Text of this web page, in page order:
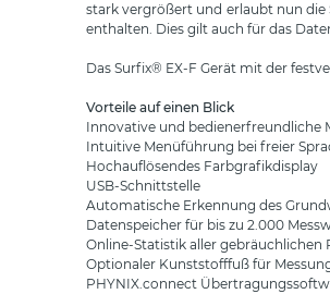
stark vergrößert und erlaubt nun die
enthalten. Dies gilt auch für das
Das Surfix® EX-F Gerät mit der
Vorteile auf einen Blick
Innovative und bedienerfreundliche
Intuitive Menüführung bei freier
Hochauflösendes Farbgrafikdisplay
USB-Schnittstelle
Automatische Erkennung des
Datenspeicher für bis zu 2.000
Online-Statistik aller gebräuchlichen
Optionaler Kunststofffuß für
PHYNIX.connect